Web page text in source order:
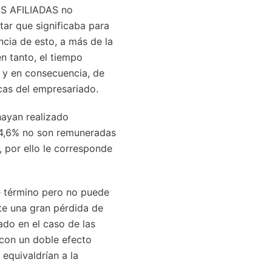
AFILIADAS no
que significaba para
de esto, a más de la
tanto, el tiempo
en consecuencia, de
del empresariado.
realizado
no son remuneradas
por ello le corresponde
pero no puede
una gran pérdida de
en el caso de las
un doble efecto
a la